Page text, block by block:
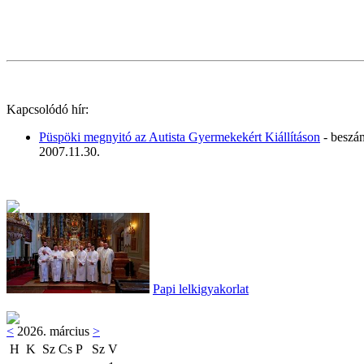
Kapcsolódó hír:
Püspöki megnyitó az Autista Gyermekekért Kiállításon -
2007.11.30.
Papi lelkigyakorlat
< 2026. március >
H K Sz Cs P Sz V